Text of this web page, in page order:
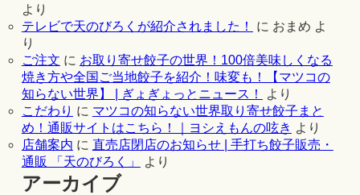
より
テレビで天のびろくが紹介されました！
に おまめ よ
り
ご注文 に お取り寄せ餃子の世界！100倍美味しくなる
焼き方や全国ご当地餃子を紹介！味変も！【マツコの
知らない世界】 | ぎょぎょっとニュース！
より
こだわり に マツコの知らない世界取り寄せ餃子まと
め！通販サイトはこちら！｜ヨシえもんの呟き より
店舗案内 に 直売店閉店のお知らせ | 手打ち餃子販売・
通販 「天のびろく」
より
アーカイブ